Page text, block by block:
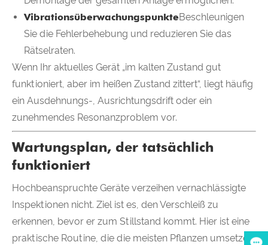
VibrationsüberwachungspunkteBeschleunigen
Sie die Fehlerbehebung und reduzieren Sie das
Rätselraten.
Wenn Ihr aktuelles Gerät „im kalten Zustand gut
funktioniert, aber im heißen Zustand zittert“, liegt häufig
ein Ausdehnungs-, Ausrichtungsdrift oder ein
zunehmendes Resonanzproblem vor.
Wartungsplan, der tatsächlich
funktioniert
Hochbeanspruchte Geräte verzeihen vernachlässigte
Inspektionen nicht. Ziel ist es, den Verschleiß zu
erkennen, bevor er zum Stillstand kommt. Hier ist eine
praktische Routine, die die meisten Pflanzen umsetzen